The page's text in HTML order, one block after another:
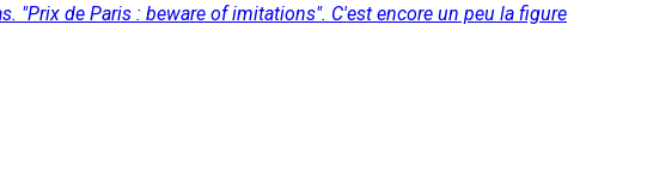
"Prix de Paris : beware of imitations". C'est encore un peu la figure